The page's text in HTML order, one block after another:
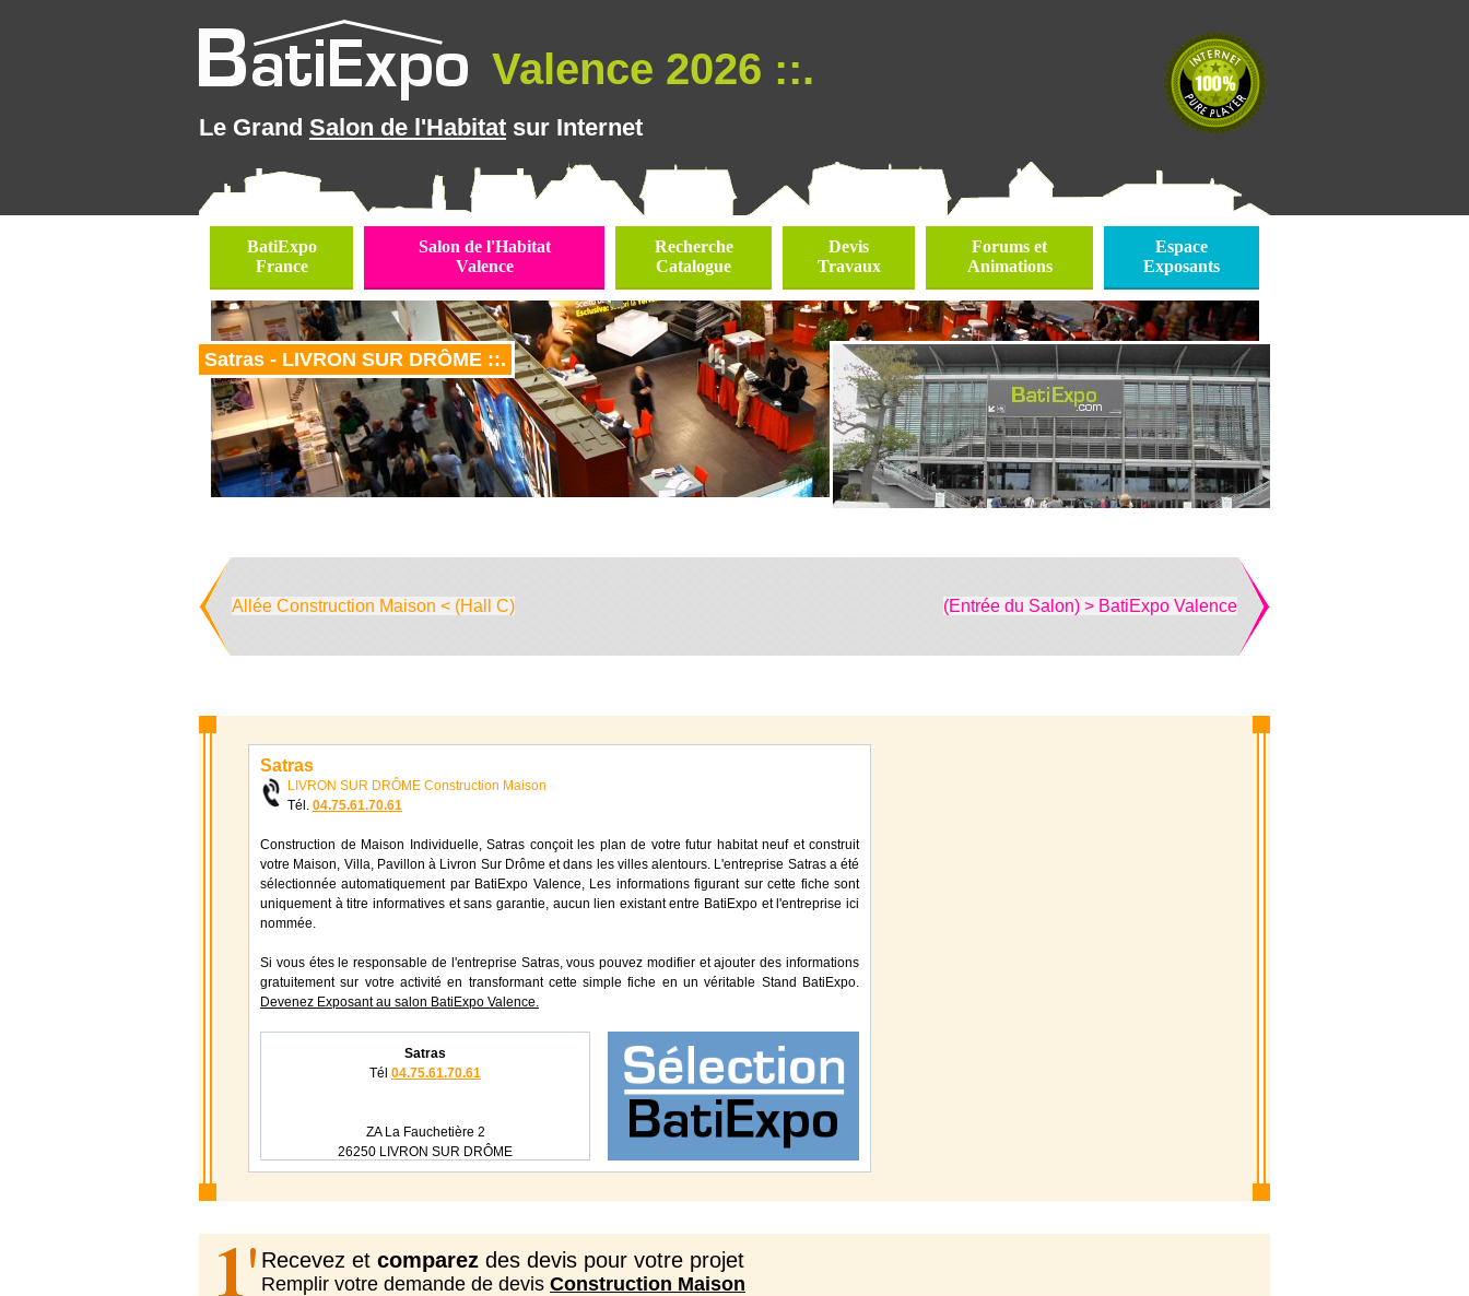
Valence 2026 ::.
Le Grand Salon de l'Habitat sur Internet
BatiExpo
France
Salon de l'Habitat
Valence
Recherche
Catalogue
Devis
Travaux
Forums et
Animations
Espace
Exposants
Satras - LIVRON SUR DRÔME ::.
Allée Construction Maison < (Hall C) (Entrée du Salon) > BatiExpo Valence
Satras
LIVRON SUR DRÔME Construction Maison
Tél. 04.75.61.70.61
Construction de Maison Individuelle, Satras conçoit les plan de votre futur habitat neuf et construit
votre Maison, Villa, Pavillon à Livron Sur Drôme et dans les villes alentours. L'entreprise Satras a été
sélectionnée automatiquement par BatiExpo Valence, Les informations figurant sur cette fiche sont
uniquement à titre informatives et sans garantie, aucun lien existant entre BatiExpo et l'entreprise ici
nommée.
Si vous étes le responsable de l'entreprise Satras, vous pouvez modifier et ajouter des informations
gratuitement sur votre activité en transformant cette simple fiche en un véritable Stand BatiExpo.
Devenez Exposant au salon BatiExpo Valence.
Satras
Tél 04.75.61.70.61
ZA La Fauchetière 2
26250 LIVRON SUR DRÔME
Recevez et comparez des devis pour votre projet
Remplir votre demande de devis Construction Maison